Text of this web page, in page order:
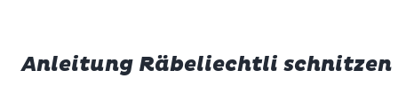
Anleitung Räbeliechtli schnitzen